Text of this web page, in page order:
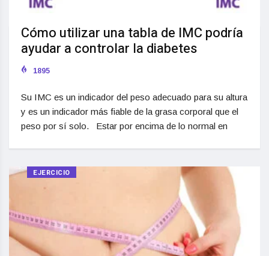
Cómo utilizar una tabla de IMC podría
ayudar a controlar la diabetes
1895
Su IMC es un indicador del peso adecuado para su altura
y es un indicador más fiable de la grasa corporal que el
peso por sí solo. Estar por encima de lo normal en
EJERCICIO